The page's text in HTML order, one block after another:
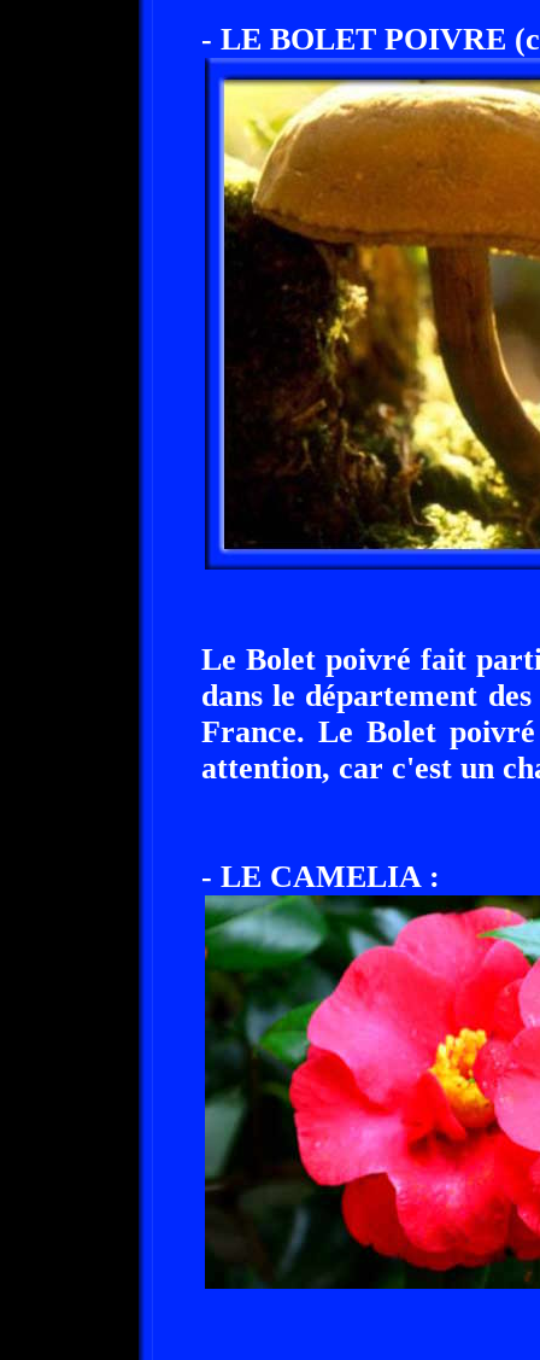
- LE BOLET POIVRE
Le Bolet poivré fait
dans le département
France. Le Bolet
attention, car c'est un
- LE CAMELIA :